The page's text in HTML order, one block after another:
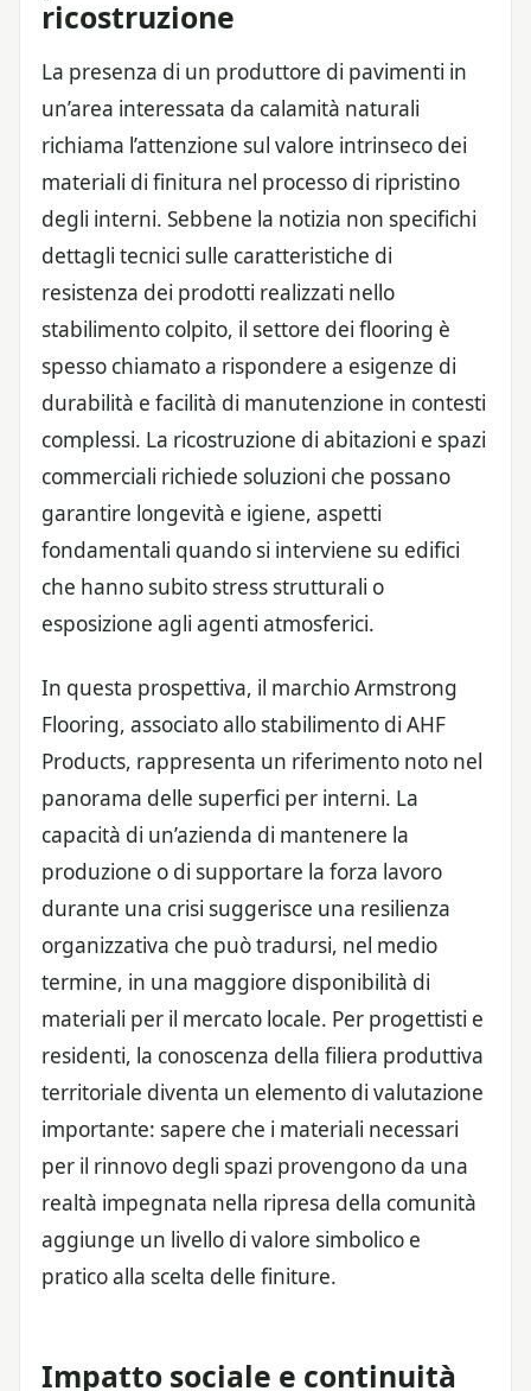
ricostruzione
La presenza di un produttore di pavimenti in
un’area interessata da calamità naturali
richiama l’attenzione sul valore intrinseco dei
materiali di finitura nel processo di ripristino
degli interni. Sebbene la notizia non specifichi
dettagli tecnici sulle caratteristiche di
resistenza dei prodotti realizzati nello
stabilimento colpito, il settore dei flooring è
spesso chiamato a rispondere a esigenze di
durabilità e facilità di manutenzione in contesti
complessi. La ricostruzione di abitazioni e spazi
commerciali richiede soluzioni che possano
garantire longevità e igiene, aspetti
fondamentali quando si interviene su edifici
che hanno subito stress strutturali o
esposizione agli agenti atmosferici.
In questa prospettiva, il marchio Armstrong
Flooring, associato allo stabilimento di AHF
Products, rappresenta un riferimento noto nel
panorama delle superfici per interni. La
capacità di un’azienda di mantenere la
produzione o di supportare la forza lavoro
durante una crisi suggerisce una resilienza
organizzativa che può tradursi, nel medio
termine, in una maggiore disponibilità di
materiali per il mercato locale. Per progettisti e
residenti, la conoscenza della filiera produttiva
territoriale diventa un elemento di valutazione
importante: sapere che i materiali necessari
per il rinnovo degli spazi provengono da una
realtà impegnata nella ripresa della comunità
aggiunge un livello di valore simbolico e
pratico alla scelta delle finiture.
Impatto sociale e continuità